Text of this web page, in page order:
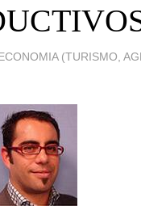
(TURISMO,